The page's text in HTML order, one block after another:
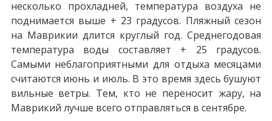
несколько прохладней, температура воздуха не
поднимается выше + 23 градусов. Пляжный сезон
на Маврикии длится круглый год. Среднегодовая
температура воды составляет + 25 градусов.
Самыми неблагоприятными для отдыха месяцами
считаются июнь и июль. В это время здесь бушуют
вильные ветры. Тем, кто не переносит жару, на
Маврикий лучше всего отправляться в сентябре.